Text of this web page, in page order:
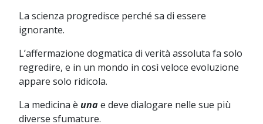
La scienza progredisce perché sa di essere
ignorante.
L’affermazione dogmatica di verità assoluta fa solo
regredire, e in un mondo in così veloce evoluzione
appare solo ridicola.
La medicina è unae deve dialogare nelle sue più
diverse sfumature.